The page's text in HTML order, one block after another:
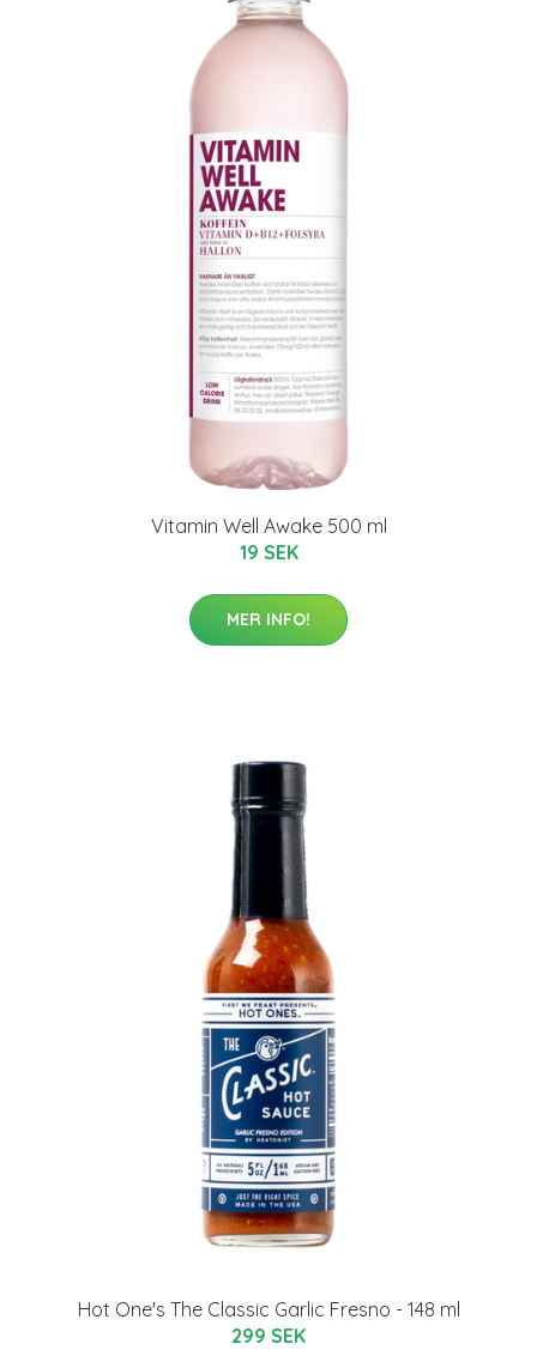
Vitamin Well Awake 500 ml
19 SEK
MER INFO!
Hot One's The Classic Garlic Fresno - 148 ml
299 SEK